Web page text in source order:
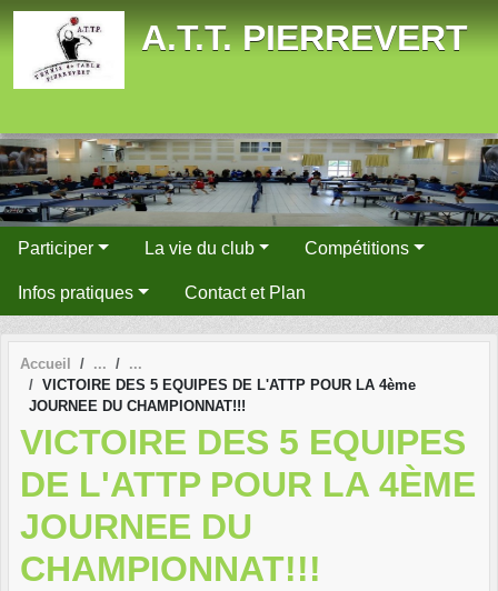
A.T.T. PIERREVERT
Participer La vie du club Compétitions
Infos pratiques Contact et Plan
Accueil
VICTOIRE DES 5 EQUIPES DE L'ATTP POUR LA 4ème
JOURNEE DU CHAMPIONNAT!!!
VICTOIRE DES 5 EQUIPES
DE L'ATTP POUR LA 4ÈME
JOURNEE DU
CHAMPIONNAT!!!
Panneau de gestion des cookies